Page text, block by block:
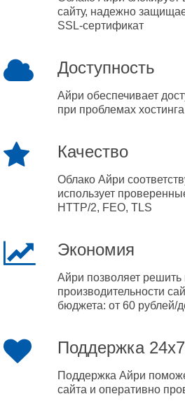
сайту, надежно
SSL-сертификат
Доступность
Айри обеспечивает
при проблемах
Качество
Облако Айри
использует
HTTP/2, FEO, TLS
Экономия
Айри позволяет
производительности
бюджета: от 60 рублей/
Поддержка 24x7
Поддержка Айри
сайта и оперативно